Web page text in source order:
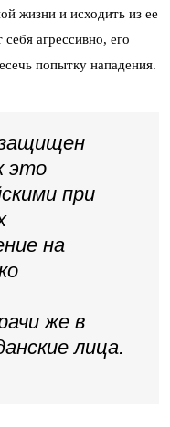
жизни и исходить из ее
агрессивно, его
попытку нападения.
это
при
на
же в
лица.